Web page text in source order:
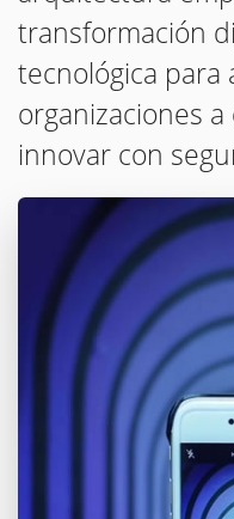
tecnológica para
organizaciones a
innovar con